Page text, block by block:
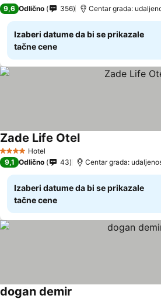
9,6 Odlično 356 Centar grada:
Izaberi datume da bi se prikazale
tačne cene
4 ZvezdiceHotel
Zade Life Otel
9,1 Odlično 43 Centar grada:
Izaberi datume da bi se prikazale
tačne cene
dogan demir